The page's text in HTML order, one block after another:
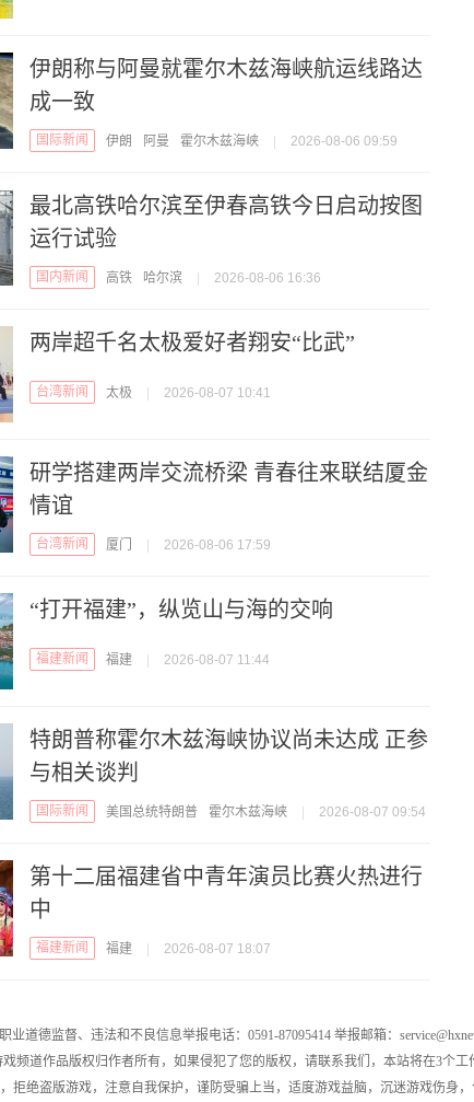
伊朗称与阿曼就霍尔木兹海峡航运线路达
成一致
国际新闻 伊朗 阿曼 霍尔木兹海峡 2026-08-06 09:59
最北高铁哈尔滨至伊春高铁今日启动按图
运行试验
国内新闻 高铁 哈尔滨 2026-08-06 16:36
两岸超千名太极爱好者翔安“比武”
台湾新闻 太极 2026-08-07 10:41
研学搭建两岸交流桥梁 青春往来联结厦金
情谊
台湾新闻 厦门 2026-08-06 17:59
“打开福建”，纵览山与海的交响
福建新闻 福建 2026-08-07 11:44
特朗普称霍尔木兹海峡协议尚未达成 正参
与相关谈判
国际新闻 美国总统特朗普 霍尔木兹海峡 2026-08-07 09:54
第十二届福建省中青年演员比赛火热进行
中
福建新闻 福建 2026-08-07 18:07
职业道德监督、违法和不良信息举报电话：0591-87095414 举报邮箱：
频道作品版权归作者所有，如果侵犯了您的版权，请联系我们，本站将在3个工
拒绝盗版游戏，注意自我保护，谨防受骗上当，适度游戏益脑，沉迷游戏伤身，